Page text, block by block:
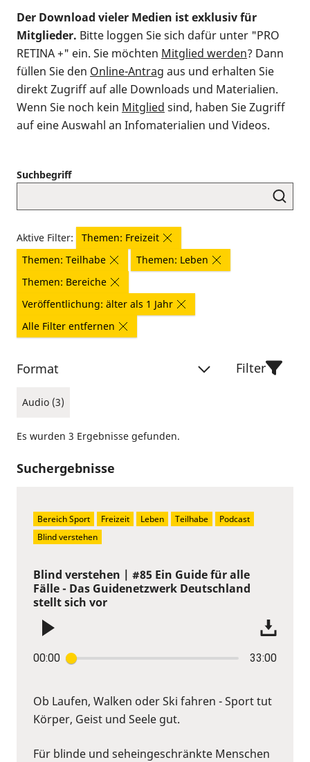
Der Download vieler Medien ist exklusiv für
Mitglieder. Bitte loggen Sie sich dafür unter "PRO
RETINA +" ein. Sie möchten Mitglied werden? Dann
füllen Sie den Online-Antrag aus und erhalten Sie
direkt Zugriff auf alle Downloads und Materialien.
Wenn Sie noch kein Mitglied sind, haben Sie Zugriff
auf eine Auswahl an Infomaterialien und Videos.
Suchbegriff
Aktive Filter:
Themen: Freizeit
Themen: Teilhabe
Themen: Leben
Themen: Bereiche
Veröffentlichung: älter als 1 Jahr
Alle Filter entfernen
Format
Audio (3)
Filter
Es wurden 3 Ergebnisse gefunden.
Suchergebnisse
Blind verstehen | #85 Ein Guide für alle
Fälle - Das Guidenetzwerk Deutschland
stellt sich vor
00:00 33:00
Ob Laufen, Walken oder Ski fahren - Sport tut
Körper, Geist und Seele gut.
Für blinde und seheingeschränkte Menschen
Bereich Sport Freizeit Leben Teilhabe
Podcast
Blind verstehen